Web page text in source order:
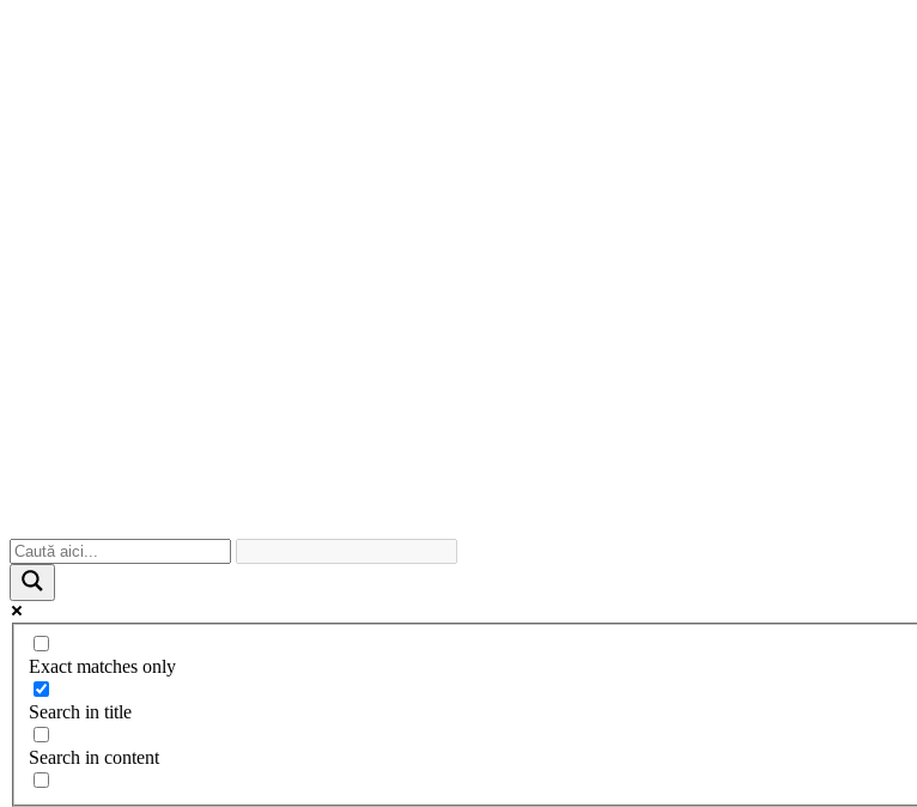
Exact matches only
Search in title
Search in content